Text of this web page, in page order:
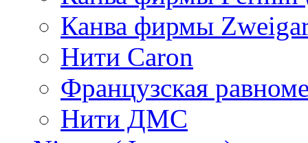
Канва фирмы
Нити Caron
Французская
Нити ДМС